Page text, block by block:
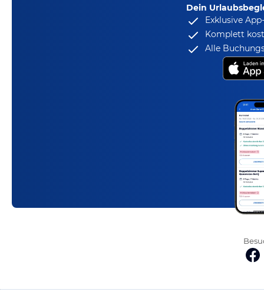
Dein
Exklusive
Komplett
Alle